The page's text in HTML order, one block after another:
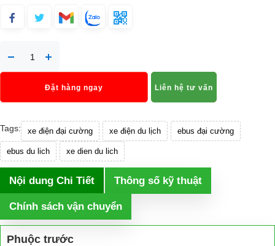
Đặt hàng ngay Liên hệ tư vấn
Tags: xe điện đại cường xe điện du lịch ebus đại cường
ebus du lich xe dien du lich
Nội dung Chi Tiết Thông số kỹ thuật
Chính sách vận chuyển
Phuộc trước